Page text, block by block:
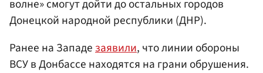
волне» смогут дойти до остальных городов
Донецкой народной республики (ДНР).
Ранее на Западезаявили, что линии обороны
ВСУ в Донбассе находятся на грани обрушения.